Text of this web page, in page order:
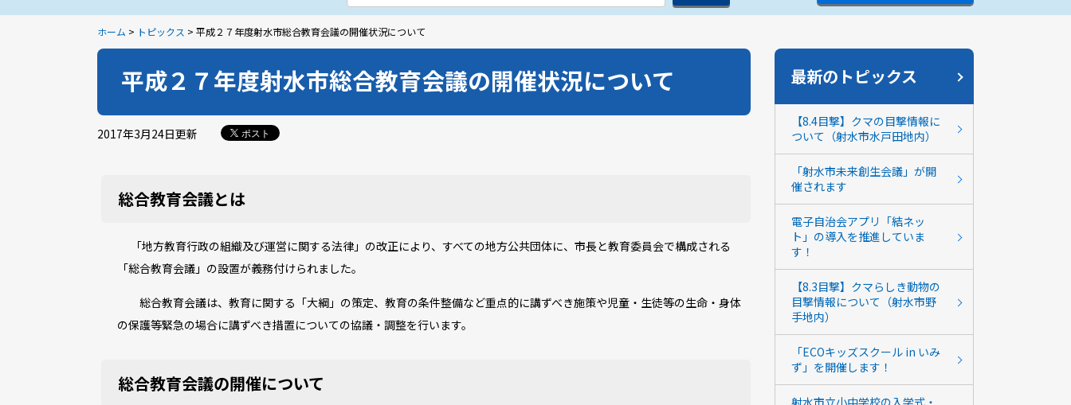
ホーム > トピックス > 平成２７年度射水市総合教育会議の開催状況について
平成２７年度射水市総合教育会議の開催状況について
2017年3月24日更新 ポスト
総合教育会議とは
「地方教育行政の組織及び運営に関する法律」の改正により、すべての地方公共団体に、市長と教育委員会で構成される
「総合教育会議」の設置が義務付けられました。
総合教育会議は、教育に関する「大綱」の策定、教育の条件整備など重点的に講ずべき施策や児童・生徒等の生命・身体
の保護等緊急の場合に講ずべき措置についての協議・調整を行います。
総合教育会議の開催について
最新のトピックス
【8.4目撃】クマの目撃情報に
ついて（射水市水戸田地内）
「射水市未来創生会議」が開
催されます
電子自治会アプリ「結ネッ
ト」の導入を推進していま
す！
【8.3目撃】クマらしき動物の
目撃情報について（射水市野
手地内）
「ECOキッズスクール in いみ
ず」を開催します！
射水市立小中学校の入学式・